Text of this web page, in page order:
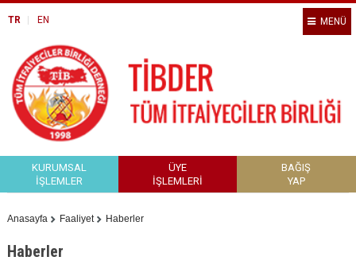
TR EN MENÜ
KURUMSAL
İŞLEMLER
ÜYE
İŞLEMLERİ
BAĞIŞ
YAP
Haberler
Faaliyet
Anasayfa
Haberler